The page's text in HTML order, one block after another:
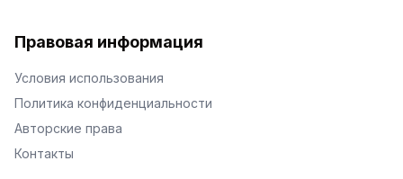
Правовая информация
Условия использования
Политика конфиденциальности
Авторские права
Контакты